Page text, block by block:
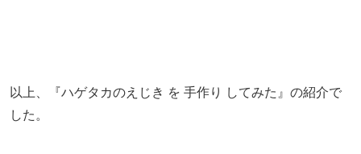
以上、『ハゲタカのえじき を 手作り してみた』の紹介で
した。